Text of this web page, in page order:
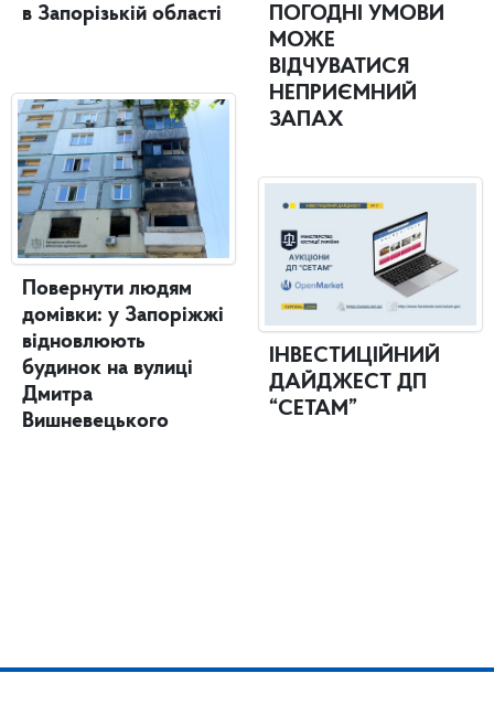
в Запорізькій області
Повернути людям
домівки: у Запоріжжі
відновлюють
будинок на вулиці
Дмитра
Вишневецького
ПОГОДНІ УМОВИ
МОЖЕ
ВІДЧУВАТИСЯ
НЕПРИЄМНИЙ
ЗАПАХ
ІНВЕСТИЦІЙНИЙ
ДАЙДЖЕСТ ДП
“СЕТАМ”